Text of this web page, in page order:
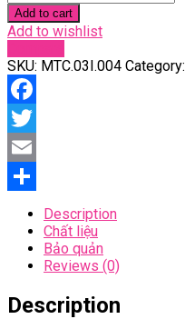
mũ
bao
tay
bao
chân
chữ
quantity
Add to cart
Add to wishlist
SKU: MTC.03I.004 Category:
Facebook
Twitter
Email
Description
Chất liệu
Bảo quản
Reviews (0)
Description